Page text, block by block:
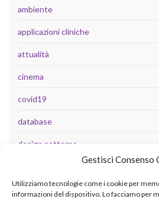
Gestisci Consenso
Utilizziamo tecnologie come i cookie per
informazioni del dispositivo. Lo facciamo per
ambiente
applicazioni cliniche
attualità
cinema
covid19
database
design patterns
fisica